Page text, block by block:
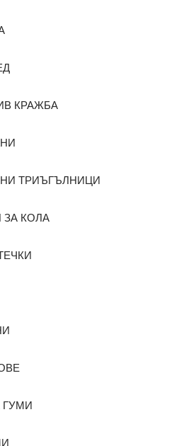
КРАЖБА
ТРИЪГЪЛНИЦИ
ЗА КОЛА